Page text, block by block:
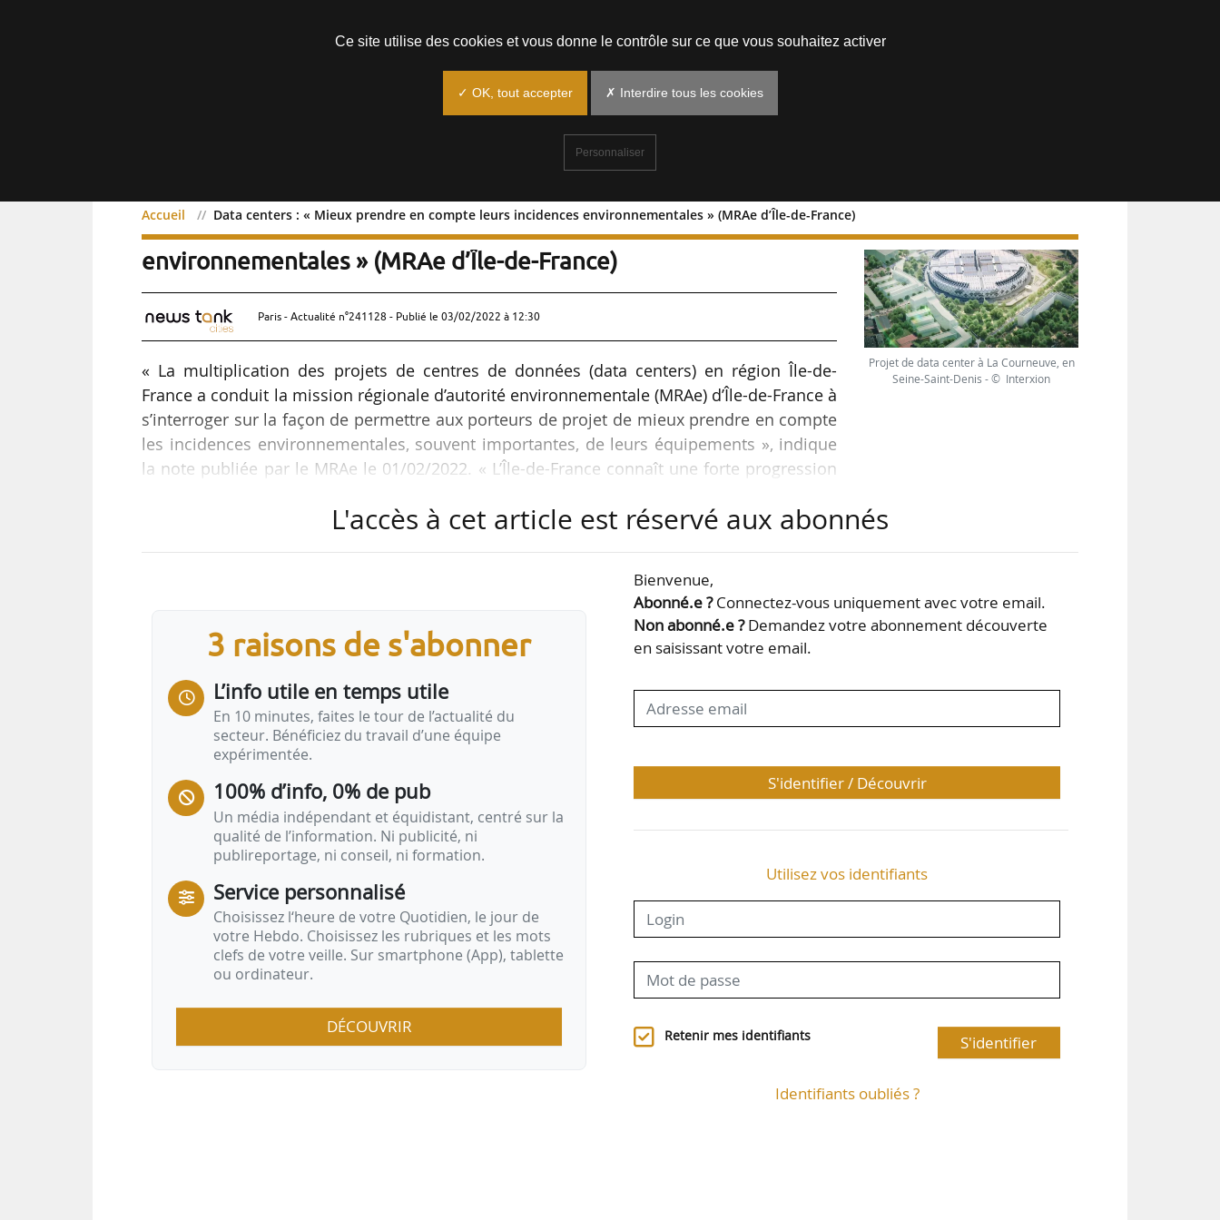
Accueil Data centers : « Mieux prendre en compte leurs incidences environnementales » (MRAe d’Île-de-France)
Data centers : « Mieux prendre en compte leurs incidences
environnementales » (MRAe d’Île-de-France)
Paris - Actualité n°241128 - Publié le 03/02/2022 à 12:30
« La multiplication des projets de centres de données (data centers) en région Île-de-
France a conduit la mission régionale d’autorité environnementale (MRAe) d’Île-de-France à
s’interroger sur la façon de permettre aux porteurs de projet de mieux prendre en compte
les incidences environnementales, souvent importantes, de leurs équipements », indique
la note publiée par le MRAe le 01/02/2022. « L’Île-de-France connaît une forte progression
infrastructures numériques et leurs conséquences sur l’environnement : consommation
Projet de data center à La Courneuve, en
Seine-Saint-Denis - © Interxion
L'accès à cet article est réservé aux abonnés
3 raisons de s'abonner
L’info utile en temps utile
En 10 minutes, faites le tour de l’actualité du
secteur. Bénéficiez du travail d’une équipe
expérimentée.
100% d’info, 0% de pub
Un média indépendant et équidistant, centré sur la
qualité de l’information. Ni publicité, ni
publireportage, ni conseil, ni formation.
Service personnalisé
Choisissez l‘heure de votre Quotidien, le jour de
votre Hebdo. Choisissez les rubriques et les mots
clefs de votre veille. Sur smartphone (App), tablette
ou ordinateur.
DÉCOUVRIR
Bienvenue,
Abonné.e ?Connectez-vous uniquement avec votre email.
Non abonné.e ?Demandez votre abonnement découverte
en saisissant votre email.
S'identifier / Découvrir
Utilisez vos identifiants
Retenir mes identifiants S'identifier
Identifiants oubliés ?
Ce site utilise des cookies et vous donne le contrôle sur ce que vous souhaitez activer
✓ OK, tout accepter ✗ Interdire tous les cookies
Personnaliser